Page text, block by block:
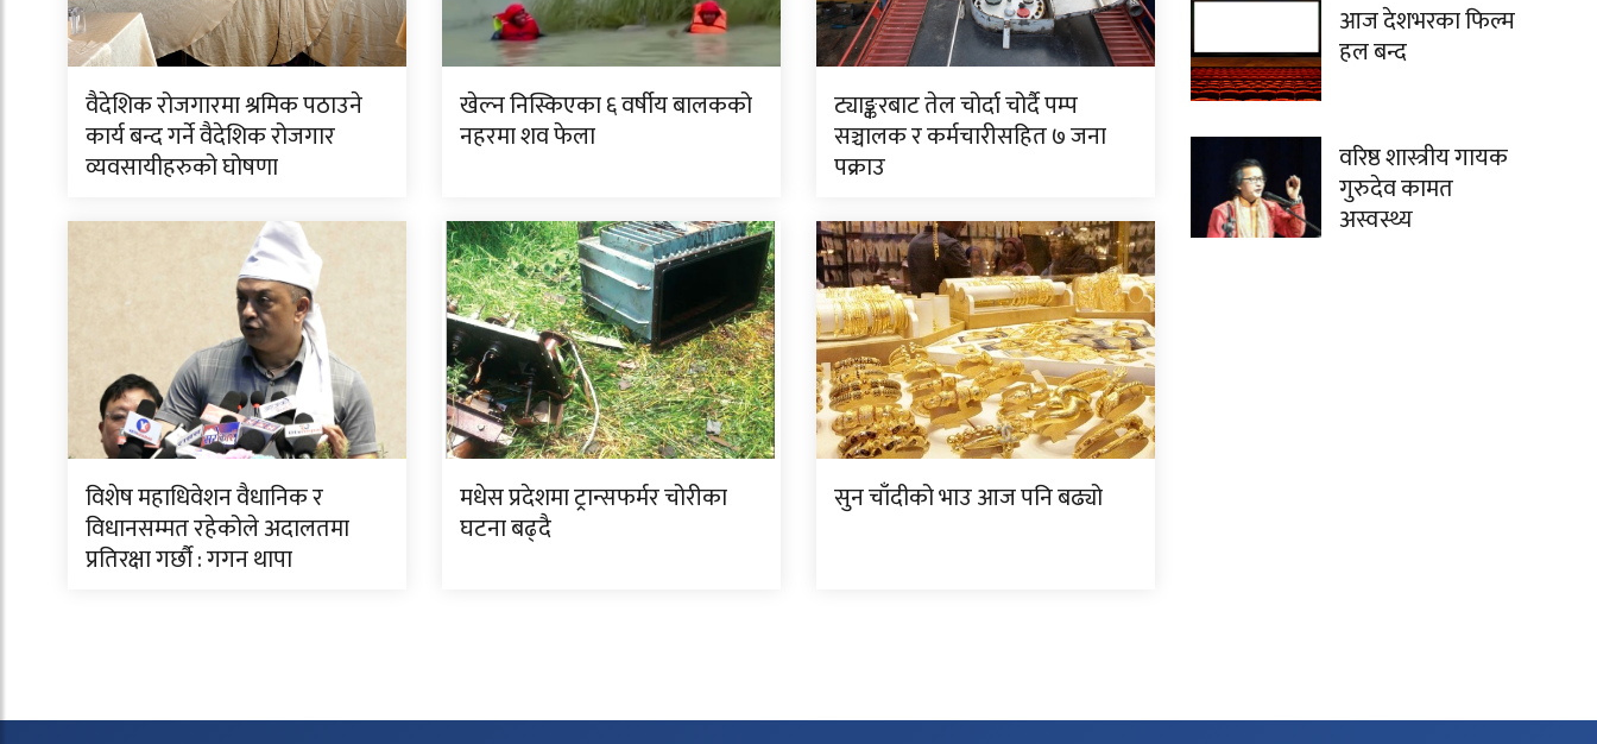
वैदेशिक रोजगारमा श्रमिक पठाउने
कार्य बन्द गर्ने वैदेशिक रोजगार
व्यवसायीहरुको घोषणा
खेल्न निस्किएका ६ वर्षीय बालकको
नहरमा शव फेला
ट्याङ्करबाट तेल चोर्दा चोर्दै पम्प
सञ्चालक र कर्मचारीसहित ७ जना
पक्राउ
विशेष महाधिवेशन वैधानिक र
विधानसम्मत रहेकोले अदालतमा
प्रतिरक्षा गर्छौ : गगन थापा
मधेस प्रदेशमा ट्रान्सफर्मर चोरीका
घटना बढ्दै
सुन चाँदीको भाउ आज पनि बढ्यो
आज देशभरका फिल्म
हल बन्द
वरिष्ठ शास्त्रीय गायक
गुरुदेव कामत
अस्वस्थ्य